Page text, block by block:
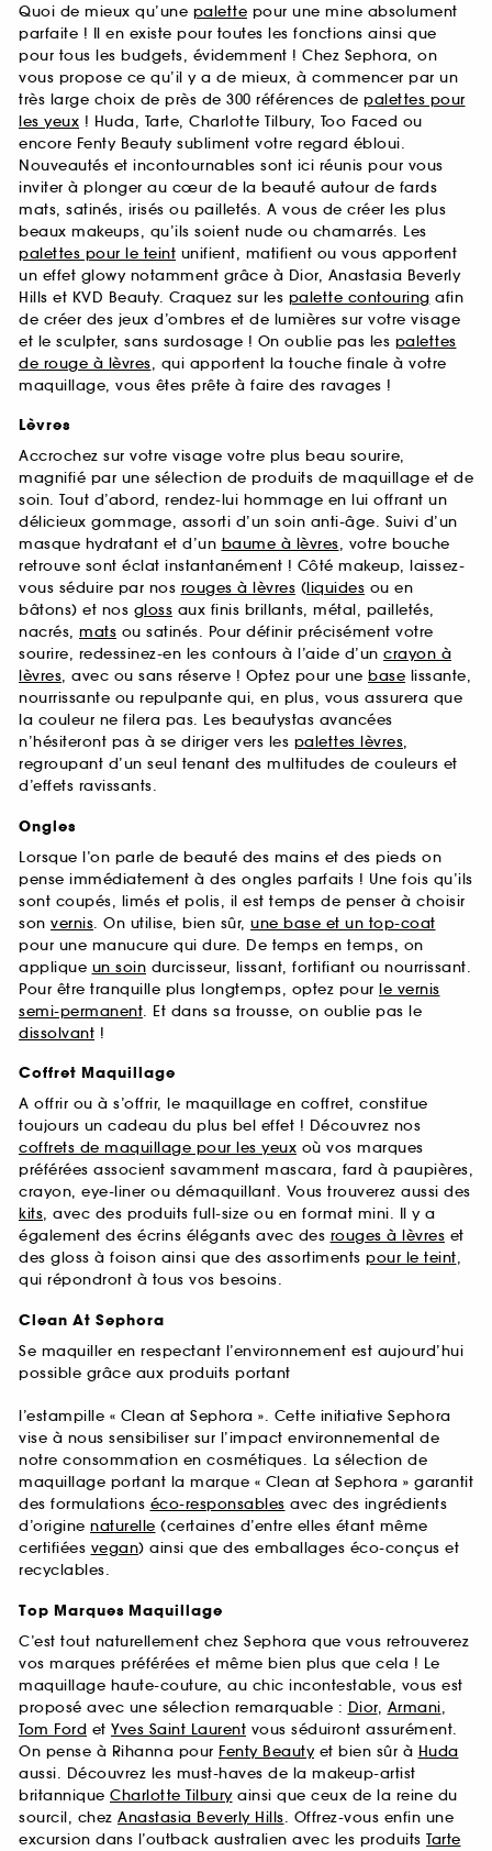
Quoi de mieux qu’une palette pour une mine absolument
parfaite ! Il en existe pour toutes les fonctions ainsi que
pour tous les budgets, évidemment ! Chez Sephora, on
vous propose ce qu’il y a de mieux, à commencer par un
très large choix de près de 300 références de palettes pour
les yeux ! Huda, Tarte, Charlotte Tilbury, Too Faced ou
encore Fenty Beauty subliment votre regard ébloui.
Nouveautés et incontournables sont ici réunis pour vous
inviter à plonger au cœur de la beauté autour de fards
mats, satinés, irisés ou pailletés. A vous de créer les plus
beaux makeups, qu’ils soient nude ou chamarrés. Les
palettes pour le teint unifient, matifient ou vous apportent
un effet glowy notamment grâce à Dior, Anastasia Beverly
Hills et KVD Beauty. Craquez sur les palette contouring afin
de créer des jeux d’ombres et de lumières sur votre visage
et le sculpter, sans surdosage ! On oublie pas les palettes
de rouge à lèvres, qui apportent la touche finale à votre
maquillage, vous êtes prête à faire des ravages !
Lèvres
Accrochez sur votre visage votre plus beau sourire,
magnifié par une sélection de produits de maquillage et de
soin. Tout d’abord, rendez-lui hommage en lui offrant un
délicieux gommage, assorti d’un soin anti-âge. Suivi d’un
masque hydratant et d’un baume à lèvres, votre bouche
retrouve sont éclat instantanément ! Côté makeup, laissez-
vous séduire par nos rouges à lèvres (liquides ou en
bâtons) et nos gloss aux finis brillants, métal, pailletés,
nacrés, mats ou satinés. Pour définir précisément votre
sourire, redessinez-en les contours à l’aide d’un crayon à
lèvres, avec ou sans réserve ! Optez pour une base lissante,
nourrissante ou repulpante qui, en plus, vous assurera que
la couleur ne filera pas. Les beautystas avancées
n’hésiteront pas à se diriger vers les palettes lèvres,
regroupant d’un seul tenant des multitudes de couleurs et
d’effets ravissants.
Ongles
Lorsque l’on parle de beauté des mains et des pieds on
pense immédiatement à des ongles parfaits ! Une fois qu’ils
sont coupés, limés et polis, il est temps de penser à choisir
son vernis. On utilise, bien sûr, une base et un top-coat
pour une manucure qui dure. De temps en temps, on
applique un soin durcisseur, lissant, fortifiant ou nourrissant.
Pour être tranquille plus longtemps, optez pour le vernis
semi-permanent. Et dans sa trousse, on oublie pas le
dissolvant !
Coffret Maquillage
A offrir ou à s’offrir, le maquillage en coffret, constitue
toujours un cadeau du plus bel effet ! Découvrez nos
coffrets de maquillage pour les yeux où vos marques
préférées associent savamment mascara, fard à paupières,
crayon, eye-liner ou démaquillant. Vous trouverez aussi des
kits, avec des produits full-size ou en format mini. Il y a
également des écrins élégants avec des rouges à lèvres et
des gloss à foison ainsi que des assortiments pour le teint,
qui répondront à tous vos besoins.
Clean At Sephora
Se maquiller en respectant l’environnement est aujourd’hui
possible grâce aux produits portant
l’estampille « Clean at Sephora ». Cette initiative Sephora
vise à nous sensibiliser sur l’impact environnemental de
notre consommation en cosmétiques. La sélection de
maquillage portant la marque « Clean at Sephora » garantit
des formulations éco-responsables avec des ingrédients
d’origine naturelle (certaines d’entre elles étant même
certifiées vegan) ainsi que des emballages éco-conçus et
recyclables.
Top Marques Maquillage
C’est tout naturellement chez Sephora que vous retrouverez
vos marques préférées et même bien plus que cela ! Le
maquillage haute-couture, au chic incontestable, vous est
proposé avec une sélection remarquable : Dior, Armani,
Tom Ford et Yves Saint Laurent vous séduiront assurément.
On pense à Rihanna pour Fenty Beautyet bien sûr à Huda
aussi. Découvrez les must-haves de la makeup-artist
britannique Charlotte Tilburyainsi que ceux de la reine du
sourcil, chez Anastasia Beverly Hills. Offrez-vous enfin une
excursion dans l’outback australien avec les produits Tarte